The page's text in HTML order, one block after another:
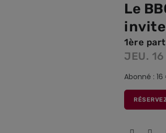
Le
1ère
JEU.
Abonné :